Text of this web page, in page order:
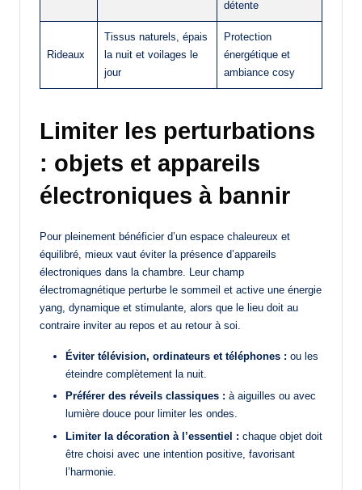
détente
Rideaux
Tissus naturels, épais
la nuit et voilages le
jour
Protection
énergétique et
ambiance cosy
Limiter les perturbations
: objets et appareils
électroniques à bannir
Pour pleinement bénéficier d’un espace chaleureux et
équilibré, mieux vaut éviter la présence d’appareils
électroniques dans la chambre. Leur champ
électromagnétique perturbe le sommeil et active une énergie
yang, dynamique et stimulante, alors que le lieu doit au
contraire inviter au repos et au retour à soi.
Éviter télévision, ordinateurs et téléphones : ou les
éteindre complètement la nuit.
Préférer des réveils classiques : à aiguilles ou avec
lumière douce pour limiter les ondes.
Limiter la décoration à l’essentiel : chaque objet doit
être choisi avec une intention positive, favorisant
l’harmonie.